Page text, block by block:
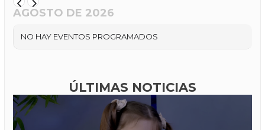
AGOSTO DE 2026
NO HAY EVENTOS PROGRAMADOS
ÚLTIMAS NOTICIAS